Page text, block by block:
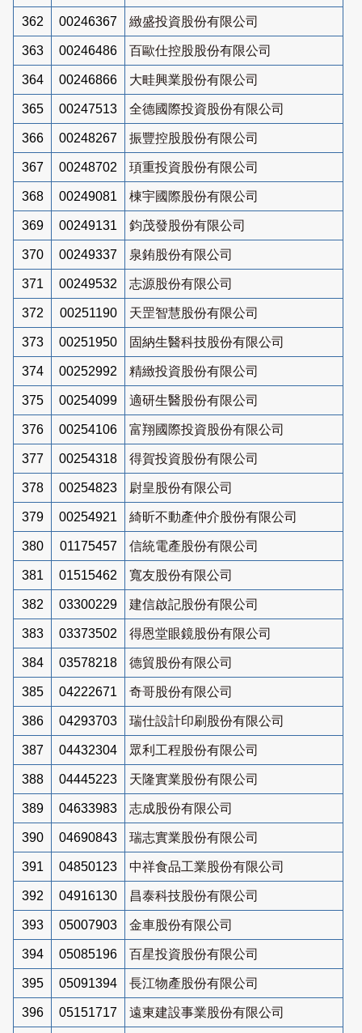
362 00246367 緻盛投資股份有限公司
363 00246486 百歐仕控股股份有限公司
364 00246866 大畦興業股份有限公司
365 00247513 全德國際投資股份有限公司
366 00248267 振豐控股股份有限公司
367 00248702 頊重投資股份有限公司
368 00249081 棟宇國際股份有限公司
369 00249131 鈞茂發股份有限公司
370 00249337 泉銪股份有限公司
371 00249532 志源股份有限公司
372 00251190 天罡智慧股份有限公司
373 00251950 固納生醫科技股份有限公司
374 00252992 精緻投資股份有限公司
375 00254099 適研生醫股份有限公司
376 00254106 富翔國際投資股份有限公司
377 00254318 得賀投資股份有限公司
378 00254823 尉皇股份有限公司
379 00254921 綺昕不動產仲介股份有限公司
380 01175457 信統電產股份有限公司
381 01515462 寬友股份有限公司
382 03300229 建信啟記股份有限公司
383 03373502 得恩堂眼鏡股份有限公司
384 03578218 德貿股份有限公司
385 04222671 奇哥股份有限公司
386 04293703 瑞仕設計印刷股份有限公司
387 04432304 眾利工程股份有限公司
388 04445223 天隆實業股份有限公司
389 04633983 志成股份有限公司
390 04690843 瑞志實業股份有限公司
391 04850123 中祥食品工業股份有限公司
392 04916130 昌泰科技股份有限公司
393 05007903 金車股份有限公司
394 05085196 百星投資股份有限公司
395 05091394 長江物產股份有限公司
396 05151717 遠東建設事業股份有限公司